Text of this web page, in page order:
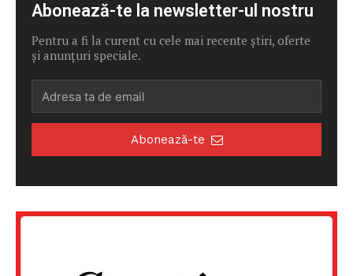
Abonează-te la newsletter-ul nostru
Pentru a fi la curent cu cele mai recente știri, oferte
și anunțuri speciale.
Abonează-te